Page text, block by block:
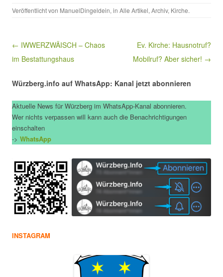
Veröffentlicht von ManuelDingeldein, in Alle Artikel, Archiv, Kirche.
Beitragsnavigation
← IWWERZWÄISCH – Chaos
im Bestattungshaus
Ev. Kirche: Hausnotruf?
Mobilruf? Aber sicher! →
Würzberg.info auf WhatsApp: Kanal jetzt abonnieren
Aktuelle News für Würzberg im WhatsApp-Kanal abonnieren.
Wer nichts verpassen will kann auch die Benachrichtigungen
einschalten
-> WhatsApp
INSTAGRAM